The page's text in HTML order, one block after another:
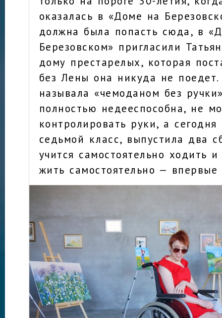
оказалась в «Доме на
должна была попасть сюда, в
Березовском» пригласили
дому престарелых, которая
без Лены она никуда не
называла «чемоданом без
полностью недееспособна, не
контролировать руки, а
седьмой класс, выпустила два
учится самостоятельно ходить
жить самостоятельно —